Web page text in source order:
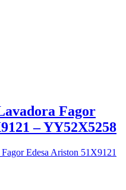
Fagor
– YY52X5258